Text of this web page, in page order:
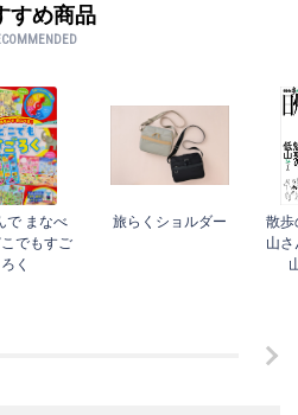
すめ商品
で まなべ
でもすご
ろく
旅らくショルダー
散歩
山さ